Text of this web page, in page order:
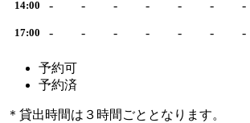
14:00 - - - - - - -
17:00 - - - - - - -
予約可
予約済
＊貸出時間は３時間ごととなります。